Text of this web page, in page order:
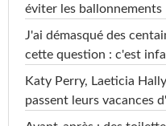
éviter les ballonnements
J'ai démasqué des
cette question : c'est
Katy Perry, Laeticia
passent leurs vacances